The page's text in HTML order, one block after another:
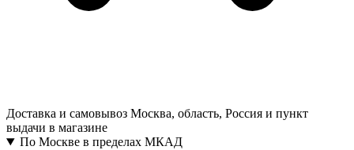
Доставка и самовывоз Москва, область, Россия и пункт
выдачи в магазине
По Москве в пределах МКАД